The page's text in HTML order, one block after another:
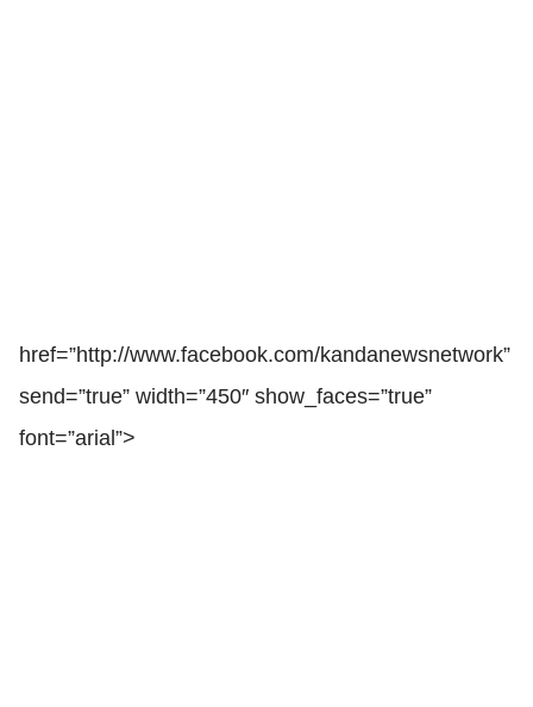
href=”http://www.facebook.com/kandanewsnetwork”
send=”true” width=”450″ show_faces=”true”
font=”arial”>